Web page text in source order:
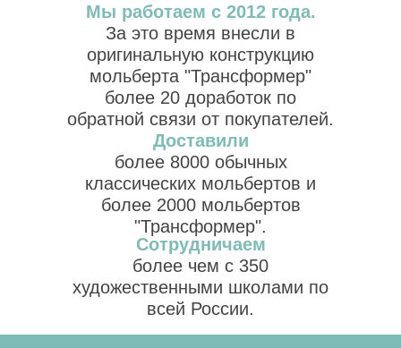
Мы работаем с 2012 года.
За это время внесли в
оригинальную конструкцию
мольберта "Трансформер"
более 20 доработок по
обратной связи от покупателей.
Доставили
более 8000 обычных
классических мольбертов и
более 2000 мольбертов
"Трансформер".
Сотрудничаем
более чем с 350
художественными школами по
всей России.